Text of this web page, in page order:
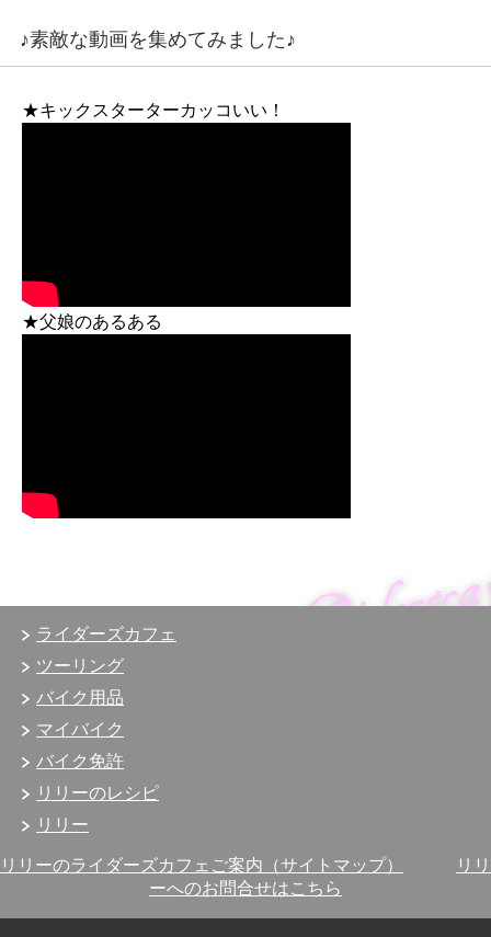
♪素敵な動画を集めてみました♪
★キックスターターカッコいい！
★父娘のあるある
ライダーズカフェ
ツーリング
バイク用品
マイバイク
バイク免許
リリーのレシピ
リリー
リリーのライダーズカフェご案内（サイトマップ）
リリ
ーへのお問合せはこちら